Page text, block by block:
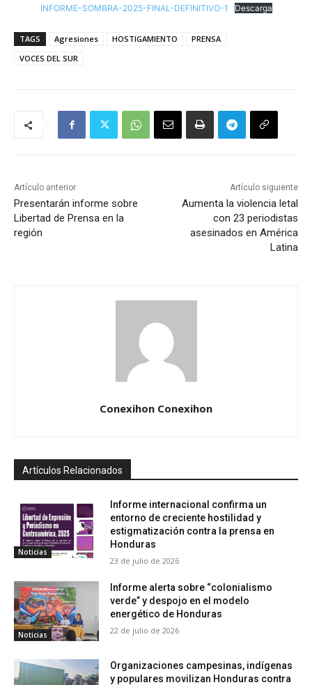
INFORME-SOMBRA-2025-FINAL-DEFINITIVO-1 Descarga
TAGS Agresiones HOSTIGAMIENTO
PRENSA
VOCES DEL SUR
Artículo anterior
Presentarán informe sobre
Libertad de Prensa en la
región
Artículo siguiente
Aumenta la violencia letal
con 23 periodistas
asesinados en América
Latina
Conexihon Conexihon
Artículos Relacionados
Noticias
Informe internacional confirma un
entorno de creciente hostilidad y
estigmatización contra la prensa en
Honduras
23 de julio de 2026
Noticias
Informe alerta sobre “colonialismo
verde” y despojo en el modelo
energético de Honduras
22 de julio de 2026
Organizaciones campesinas, indígenas
y populares movilizan Honduras contra